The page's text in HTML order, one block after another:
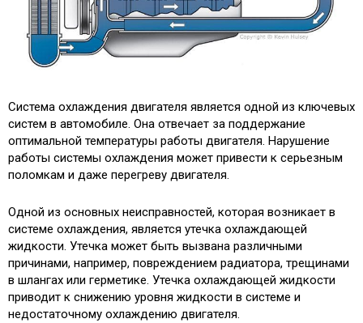
Система охлаждения двигателя является одной из ключевых
систем в автомобиле. Она отвечает за поддержание
оптимальной температуры работы двигателя. Нарушение
работы системы охлаждения может привести к серьезным
поломкам и даже перегреву двигателя.
Одной из основных неисправностей, которая возникает в
системе охлаждения, является утечка охлаждающей
жидкости. Утечка может быть вызвана различными
причинами, например, повреждением радиатора, трещинами
в шлангах или герметике. Утечка охлаждающей жидкости
приводит к снижению уровня жидкости в системе и
недостаточному охлаждению двигателя.